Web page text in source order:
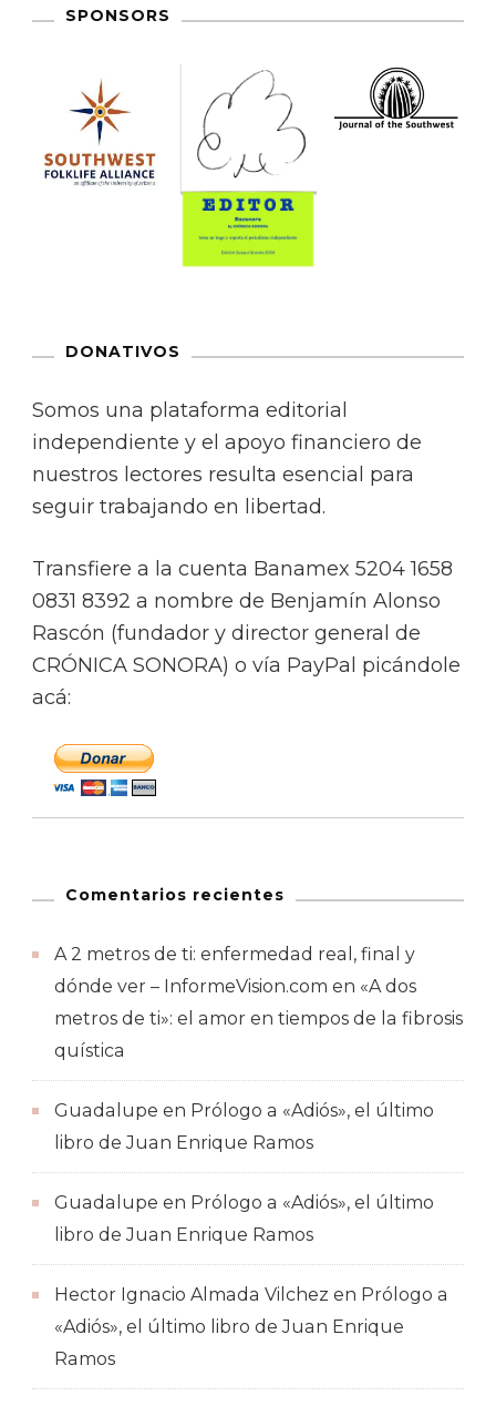
SPONSORS
DONATIVOS
Somos una plataforma editorial
independiente y el apoyo financiero de
nuestros lectores resulta esencial para
seguir trabajando en libertad.
Transfiere a la cuenta Banamex 5204 1658
0831 8392 a nombre de Benjamín Alonso
Rascón (fundador y director general de
CRÓNICA SONORA) o vía PayPal picándole
acá:
Comentarios recientes
A 2 metros de ti: enfermedad real, final y
dónde ver – InformeVision.com en «A dos
metros de ti»: el amor en tiempos de la fibrosis
quística
Guadalupe en Prólogo a «Adiós», el último
libro de Juan Enrique Ramos
Guadalupe en Prólogo a «Adiós», el último
libro de Juan Enrique Ramos
Hector Ignacio Almada Vilchez en Prólogo a
«Adiós», el último libro de Juan Enrique
Ramos